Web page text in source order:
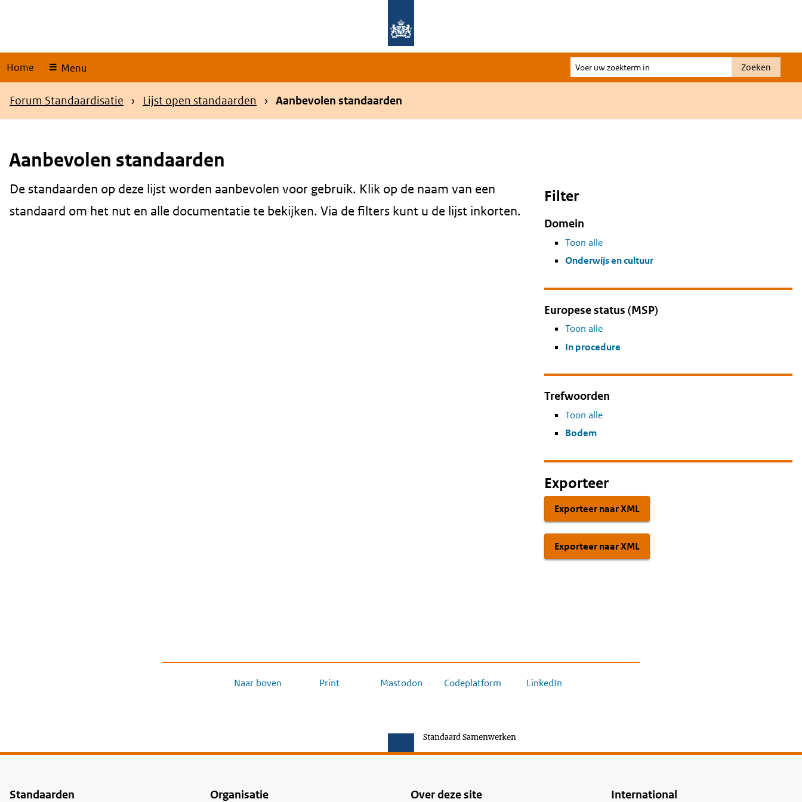
Home Menu
Voer
uw
Zoeken
Kruimelpad
Forum Standaardisatie Lijst open standaarden Aanbevolen standaarden
Aanbevolen standaarden
Content
De standaarden op deze lijst worden aanbevolen voor gebruik. Klik op de naam van een
standaard om het nut en alle documentatie te bekijken. Via de filters kunt u de lijst inkorten.
Filter
Domein
Toon alle
Onderwijs en cultuur
Europese status (MSP)
Toon alle
In procedure
Trefwoorden
Toon alle
Bodem
Exporteer
Exporteer naar XML
Exporteer naar XML
Naar boven Print Mastodon Codeplatform LinkedIn
Standaard Samenwerken
Voet
Standaarden Organisatie Over deze site International